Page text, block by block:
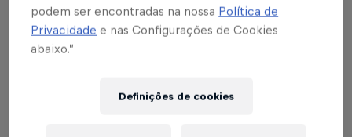
O Red Bull Bragantino enfrenta o Mirassol, no
Estádio Nabi Abi Chedid, em partida válida pela 11ª
check-in e como adquirir os ingressos.
podem ser encontradas na nossa Política de
Privacidade e nas Configurações de Cookies
abaixo.”
Definições de cookies